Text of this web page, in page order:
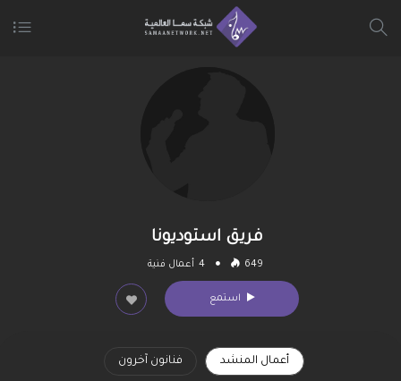
فريق استوديونا
649
4 أعمال فنية
استمع
أعمال المنشد فنانون آخرون